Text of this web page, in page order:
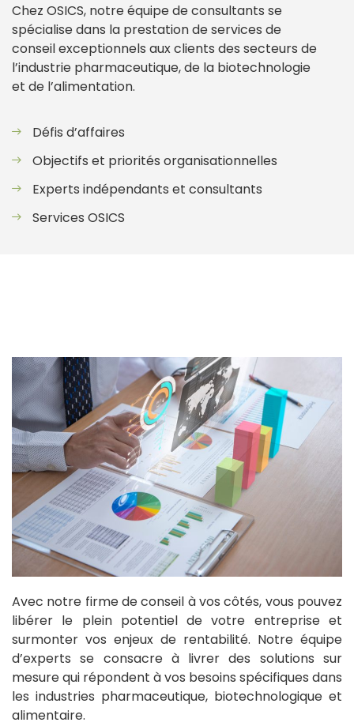
Chez OSICS, notre équipe de consultants se
spécialise dans la prestation de services de
conseil exceptionnels aux clients des secteurs de
l’industrie pharmaceutique, de la biotechnologie
et de l’alimentation.
Défis d’affaires
Objectifs et priorités organisationnelles
Experts indépendants et consultants
Services OSICS
Avec notre firme de conseil à vos côtés, vous pouvez
libérer le plein potentiel de votre entreprise et
surmonter vos enjeux de rentabilité. Notre équipe
d’experts se consacre à livrer des solutions sur
mesure qui répondent à vos besoins spécifiques dans
les industries pharmaceutique, biotechnologique et
alimentaire.